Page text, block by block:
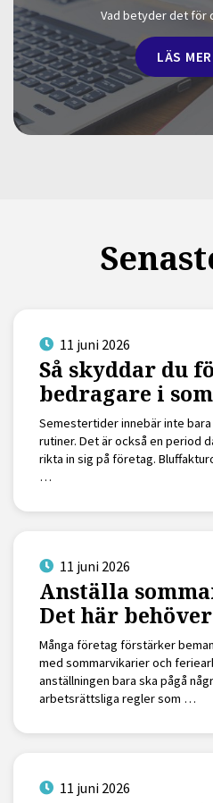
Vad betyder det för
LÄS
11 juni 2026
Så skyddar du
bedragare i
Semestertider innebär inte
rutiner. Det är också en period
rikta in sig på företag.
…
11 juni 2026
Anställa
Det här
Många företag förstärker
med sommarvikarier och
anställningen bara ska pågå
arbetsrättsliga regler som …
11 juni 2026